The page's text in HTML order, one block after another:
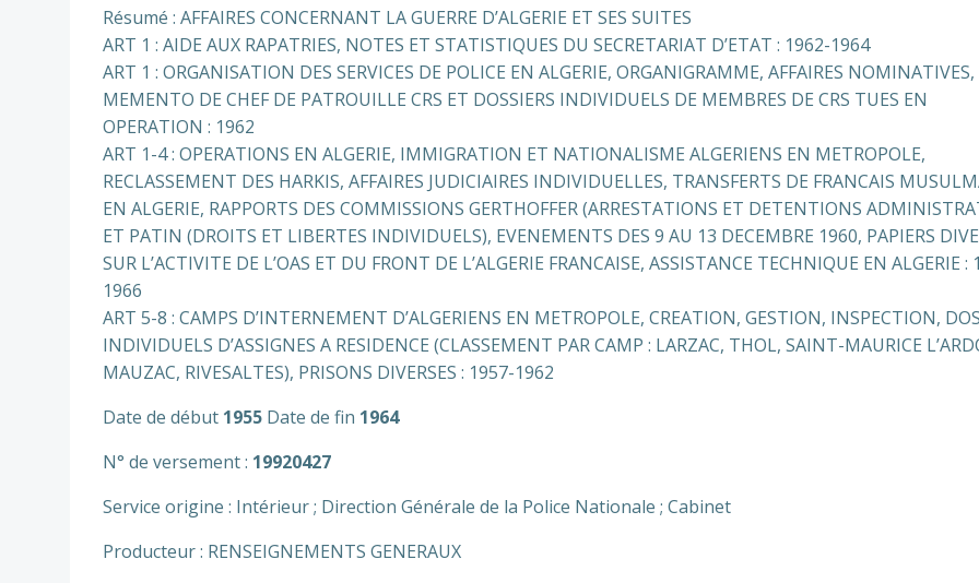
Résumé : AFFAIRES CONCERNANT LA GUERRE D’ALGERIE ET SES SUITES
ART 1 : AIDE AUX RAPATRIES, NOTES ET STATISTIQUES DU SECRETARIAT D’ETAT : 1962-1964
ART 1 : ORGANISATION DES SERVICES DE POLICE EN ALGERIE, ORGANIGRAMME, AFFAIRES NOMINATIVES,
MEMENTO DE CHEF DE PATROUILLE CRS ET DOSSIERS INDIVIDUELS DE MEMBRES DE CRS TUES EN
OPERATION : 1962
ART 1-4 : OPERATIONS EN ALGERIE, IMMIGRATION ET NATIONALISME ALGERIENS EN METROPOLE,
RECLASSEMENT DES HARKIS, AFFAIRES JUDICIAIRES INDIVIDUELLES, TRANSFERTS DE FRANCAIS
EN ALGERIE, RAPPORTS DES COMMISSIONS GERTHOFFER (ARRESTATIONS ET DETENTIONS
ET PATIN (DROITS ET LIBERTES INDIVIDUELS), EVENEMENTS DES 9 AU 13 DECEMBRE 1960, PAPIERS
SUR L’ACTIVITE DE L’OAS ET DU FRONT DE L’ALGERIE FRANCAISE, ASSISTANCE TECHNIQUE EN ALGERIE :
1966
ART 5-8 : CAMPS D’INTERNEMENT D’ALGERIENS EN METROPOLE, CREATION, GESTION, INSPECTION,
INDIVIDUELS D’ASSIGNES A RESIDENCE (CLASSEMENT PAR CAMP : LARZAC, THOL, SAINT-MAURICE
MAUZAC, RIVESALTES), PRISONS DIVERSES : 1957-1962
Date de début 1955 Date de fin 1964
N° de versement : 19920427
Service origine : Intérieur ; Direction Générale de la Police Nationale ; Cabinet
Producteur : RENSEIGNEMENTS GENERAUX